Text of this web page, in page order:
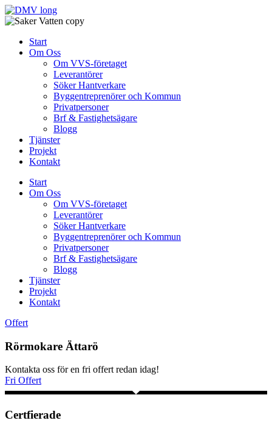
Skip
to
Start
Om Oss
Om VVS-företaget
Leverantörer
Söker Hantverkare
Byggentreprenörer och Kommun
Privatpersoner
Brf & Fastighetsägare
Blogg
Tjänster
Projekt
Kontakt
Start
Om Oss
Om VVS-företaget
Leverantörer
Söker Hantverkare
Byggentreprenörer och Kommun
Privatpersoner
Brf & Fastighetsägare
Blogg
Tjänster
Projekt
Kontakt
Offert
Rörmokare Ättarö
Kontakta oss för en fri offert redan idag!
Fri Offert
Certfierade